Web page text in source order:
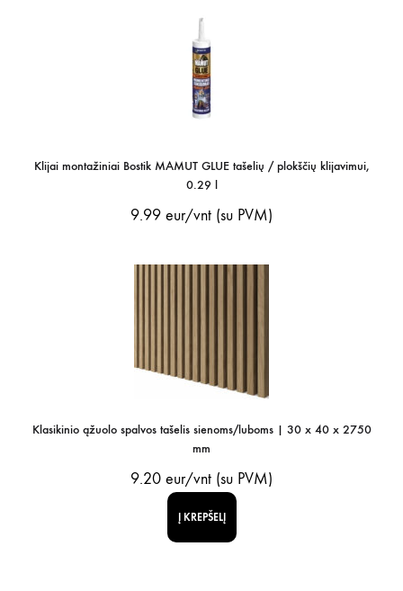
Klijai montažiniai Bostik MAMUT GLUE tašelių / plokščių klijavimui,
0.29 l
9.99 eur/vnt (su PVM)
Klasikinio ąžuolo spalvos tašelis sienoms/luboms | 30 x 40 x 2750
mm
9.20 eur/vnt (su PVM)
Į KREPŠELĮ